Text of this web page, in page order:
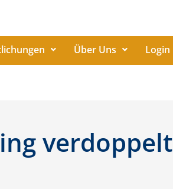
Über Uns Login
verdoppelt